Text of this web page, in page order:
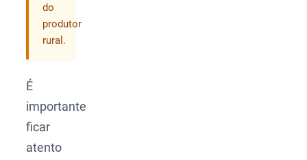
do
produtor
rural.
É
importante
ficar
atento